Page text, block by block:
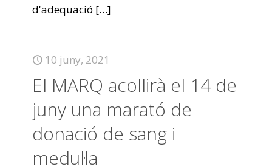
d'adequació […]
10 juny, 2021
El MARQ acollirà el 14 de
juny una marató de
donació de sang i
medul·la